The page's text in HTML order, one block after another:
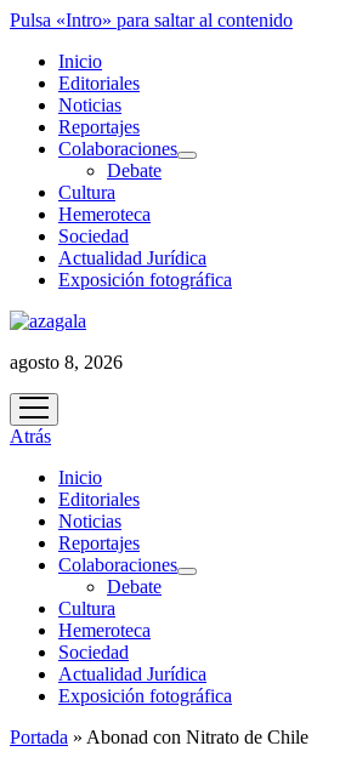
Pulsa «Intro» para saltar al contenido
Inicio
Editoriales
Noticias
Reportajes
Colaboraciones
abrir
Debate
Cultura
Hemeroteca
Sociedad
Actualidad Jurídica
Exposición fotográfica
agosto 8, 2026
abrir
menú
Atrás
Inicio
Editoriales
Noticias
Reportajes
Colaboraciones
abrir
Debate
Cultura
Hemeroteca
Sociedad
Actualidad Jurídica
Exposición fotográfica
Portada » Abonad con Nitrato de Chile